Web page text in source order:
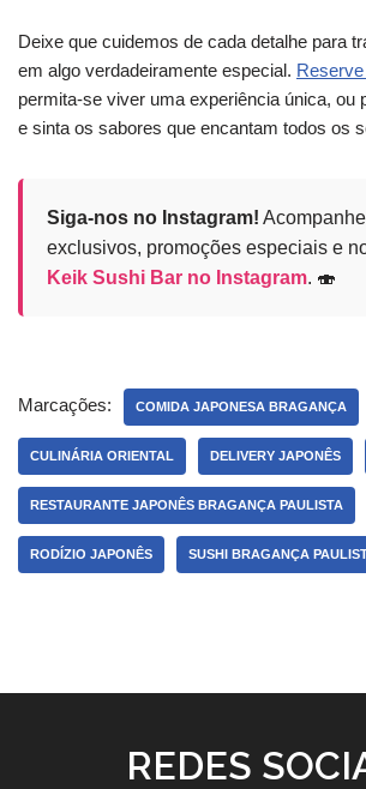
Deixe que cuidemos de cada detalhe para
em algo verdadeiramente especial.
permita-se viver uma experiência única, ou
e sinta os sabores que encantam todos os
Siga-nos no Instagram!
exclusivos, promoções especiais e
Keik Sushi Bar no Instagram. 🍣
Marcações: COMIDA JAPONESA BRAGANÇA
CULINÁRIA ORIENTAL DELIVERY JAPONÊS
RESTAURANTE JAPONÊS BRAGANÇA PAULISTA
RODÍZIO JAPONÊS SUSHI BRAGANÇA
REDES